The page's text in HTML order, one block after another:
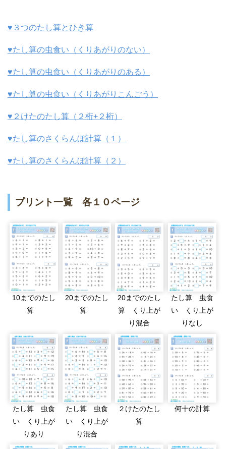
♥３つのたし算とひき算
♥たし算の虫食い（くりあがりのない）
♥たし算の虫食い（くりあがりのある）
♥たし算の虫食い（くりあがりこんごう）
♥２けたのたし算（２桁+２桁）
♥たし算のさくらんぼ計算（１）
♥たし算のさくらんぼ計算（２）
プリント一覧 各１０ページ
10までのたし
算
20までのたし
算
20までのたし
算 くり上が
り混合
たし算 虫食
い くり上が
りなし
たし算 虫食
い くり上が
りあり
たし算 虫食
い くり上が
り混合
２けたのたし
算
何十の計算